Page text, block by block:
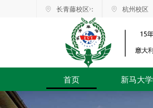
长青藤校区： 杭州校区
首页 新马大学